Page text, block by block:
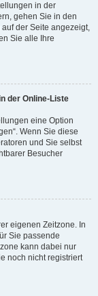
in der
gehen Sie in den
der Seite angezeigt,
Sie alle Ihre
der Online-Liste
eine Option
Wenn Sie diese
und Sie selbst
Besucher
eigenen Zeitzone. In
Sie passende
kann dabei nur
noch nicht registriert